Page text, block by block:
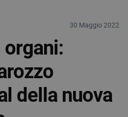
30 Maggio 2022
organi:
della nuova